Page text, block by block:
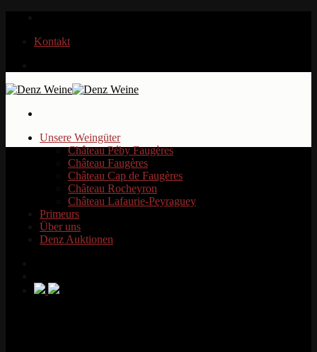
springenKontakt
Unsere Weingüter
Château Péby Faugères
Château Faugères
Château Cap de Faugères
Château Rocheyron
Château Lafaurie-Peyraguey
Primeurs
Über uns
Denz Auktionen